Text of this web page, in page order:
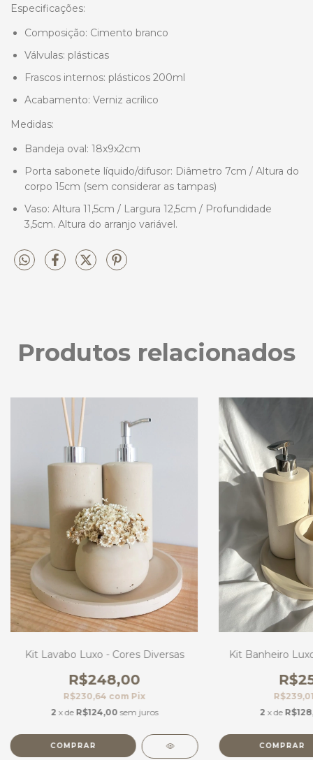
Especificações:
Composição: Cimento branco
Válvulas: plásticas
Frascos internos: plásticos 200ml
Acabamento: Verniz acrílico
Medidas:
Bandeja oval: 18x9x2cm
Porta sabonete líquido/difusor: Diâmetro 7cm / Altura do
corpo 15cm (sem considerar as tampas)
Vaso: Altura 11,5cm / Largura 12,5cm / Profundidade
3,5cm. Altura do arranjo variável.
Produtos relacionados
Kit Lavabo Luxo - Cores Diversas
R$248,00
R$230,64 com Pix
2 x de R$124,00 sem juros
COMPRAR
Kit Banheiro
2 x de
COMPRAR